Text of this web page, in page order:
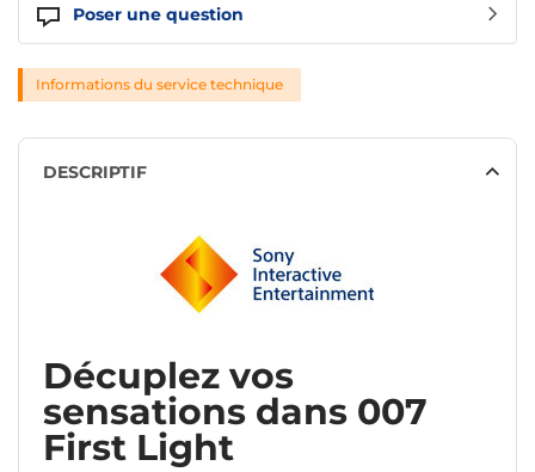
Poser une question
Informations du service technique
DESCRIPTIF
Décuplez vos
sensations dans 007
First Light